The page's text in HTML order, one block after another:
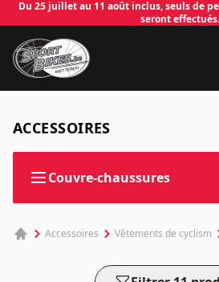
Du 25 juillet au 11 août inclus, seuls de
seront effectués.
ACCESSOIRES
Couvre-chaussures
Accessoires Vêtements de cyclism